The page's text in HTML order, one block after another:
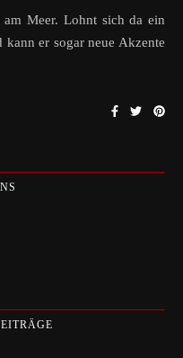
er sogar neue Akzente